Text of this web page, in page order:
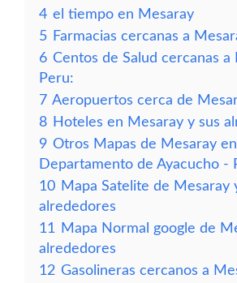
4 el tiempo en Mesaray
5 Farmacias cercanas a
6 Centos de Salud cercanas a
Peru:
7 Aeropuertos cerca de
8 Hoteles en Mesaray y sus
9 Otros Mapas de Mesaray en
Departamento de Ayacucho -
10 Mapa Satelite de Mesaray
alrededores
11
Mapa Normal google de
alrededores
12 Gasolineras cercanos a